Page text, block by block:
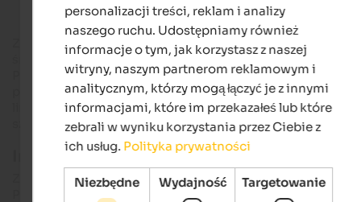
Zimą narciarze i snowboardziści mogą cieszyć się pewnymi
śniegowo stokami naterenie narciarskim Alpe di Siusi
Podczas długiego sezonu letniego, który trwa od maja do
października dzięki łagodnemu klimatowi, nowoczesne
linowe i wyciągi umożliwiają wczasowiczom w każdym
szybki i łatwy dostęp do rozległego górskiego raju.
Imponujące piękno Dolomitów
Z 450 kilometrami szlaków turystycznych, Alpe di Siusi w
Południowym Tyrolu sprawia, że serce każdego fana gór bije
personalizacji treści, reklam i analizy
naszego ruchu. Udostępniamy również
informacje o tym, jak korzystasz z naszej
witryny, naszym partnerom reklamowym i
analitycznym, którzy mogą łączyć je z innymi
informacjami, które im przekazałeś lub które
zebrali w wyniku korzystania przez Ciebie z
ich usług. Polityka prywatności
Niezbędne Wydajność Targetowanie